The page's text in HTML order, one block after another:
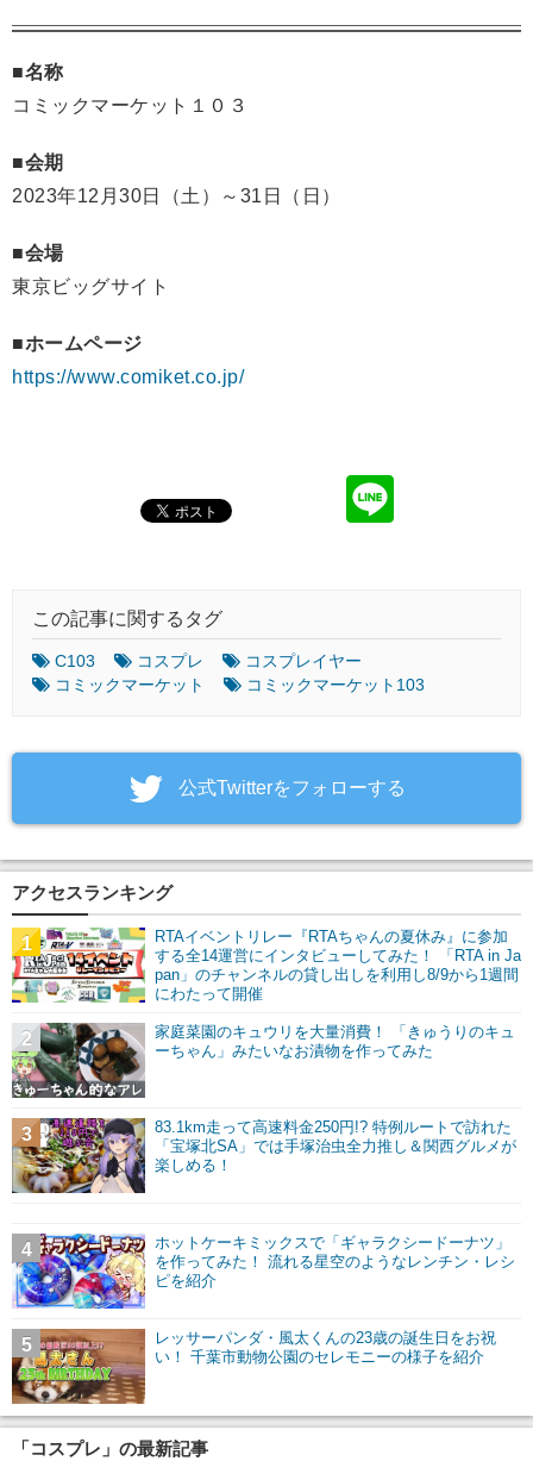
■名称
コミックマーケット１０３
■会期
2023年12月30日（土）～31日（日）
■会場
東京ビッグサイト
■ホームページ
https://www.comiket.co.jp/
この記事に関するタグ
C103 コスプレ
コスプレイヤー
コミックマーケット
コミックマーケット103
‎公式Twitterをフォローする
アクセスランキング
RTAイベントリレー『RTAちゃんの夏休み』に参加
する全14運営にインタビューしてみた！ 「RTA in Ja
pan」のチャンネルの貸し出しを利用し8/9から1週間
にわたって開催
1
家庭菜園のキュウリを大量消費！ 「きゅうりのキュ
ーちゃん」みたいなお漬物を作ってみた
2
83.1km走って高速料金250円!? 特例ルートで訪れた
「宝塚北SA」では手塚治虫全力推し＆関西グルメが
楽しめる！
3
ホットケーキミックスで「ギャラクシードーナツ」
を作ってみた！ 流れる星空のようなレンチン・レシ
ピを紹介
4
レッサーパンダ・風太くんの23歳の誕生日をお祝
い！ 千葉市動物公園のセレモニーの様子を紹介
5
「コスプレ」の最新記事